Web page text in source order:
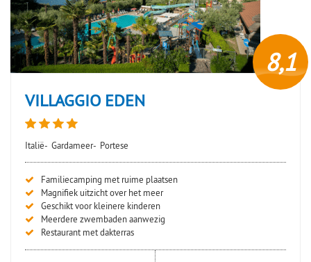
8,1
VILLAGGIO EDEN
Italië- Gardameer- Portese
Familiecamping met ruime plaatsen
Magnifiek uitzicht over het meer
Geschikt voor kleinere kinderen
Meerdere zwembaden aanwezig
Restaurant met dakterras